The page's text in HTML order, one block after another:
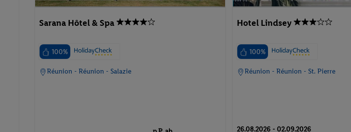
Sarana Hôtel & Spa
100%
Réunion - Réunion - Salazie
Hotel Lindsey
100%
Réunion - Réunion - St. Pierre
26.08.2026 - 02.09.2026